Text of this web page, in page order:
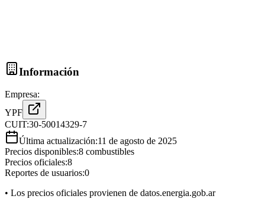
Información
Empresa:
YPF
CUIT:30-50014329-7
Última actualización:11 de agosto de 2025
Precios disponibles:8 combustibles
Precios oficiales:8
Reportes de usuarios:0
• Los precios oficiales provienen de datos.energia.gob.ar